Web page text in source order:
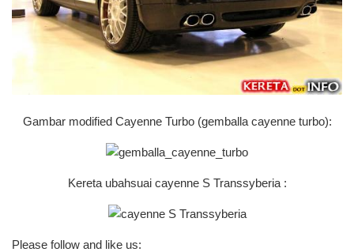
Gambar modified Cayenne Turbo (gemballa cayenne turbo):
Kereta ubahsuai cayenne S Transsyberia :
Please follow and like us: